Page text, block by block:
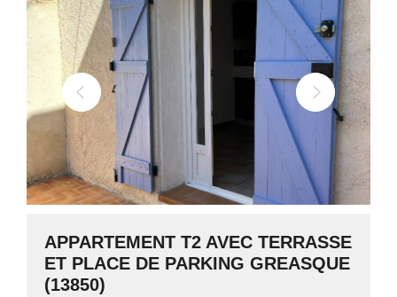
APPARTEMENT T2 AVEC TERRASSE
ET PLACE DE PARKING GREASQUE
(13850)